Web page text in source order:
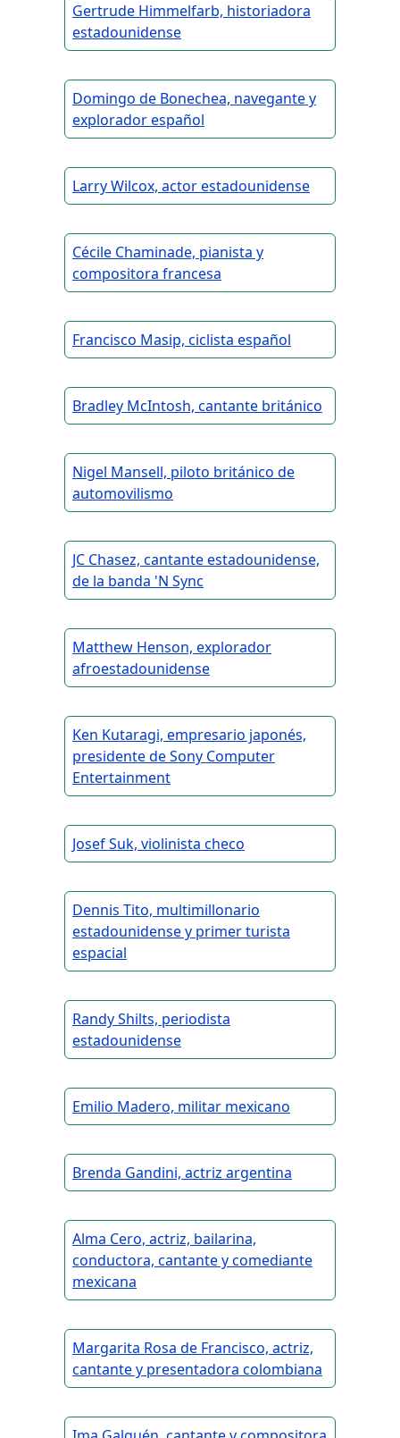
Gertrude Himmelfarb, historiadora
estadounidense
Domingo de Bonechea, navegante y
explorador español
Larry Wilcox, actor estadounidense
Cécile Chaminade, pianista y
compositora francesa
Francisco Masip, ciclista español
Bradley McIntosh, cantante británico
Nigel Mansell, piloto británico de
automovilismo
JC Chasez, cantante estadounidense,
de la banda 'N Sync
Matthew Henson, explorador
afroestadounidense
Ken Kutaragi, empresario japonés,
presidente de Sony Computer
Entertainment
Josef Suk, violinista checo
Dennis Tito, multimillonario
estadounidense y primer turista
espacial
Randy Shilts, periodista
estadounidense
Emilio Madero, militar mexicano
Brenda Gandini, actriz argentina
Alma Cero, actriz, bailarina,
conductora, cantante y comediante
mexicana
Margarita Rosa de Francisco, actriz,
cantante y presentadora colombiana